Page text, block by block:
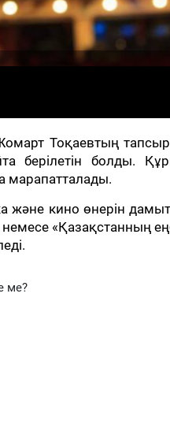
Тоқаевтың
берілетін болды.
марапатталады.
және кино өнерін
немесе «Қазақстанның
ме?